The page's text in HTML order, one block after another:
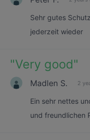
Sehr gutes
jederzeit wieder
"Very good"
Madlen S. 2
Ein sehr nettes
und freundlichen